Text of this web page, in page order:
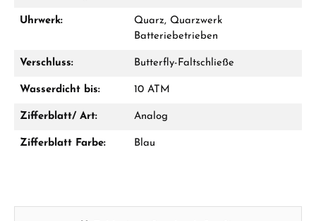
Ab 1.000 € Bestellwert erhalten Sie ein
Geschenk im Warenkorb.
Uhrwerk:
Quarz, Quarzwerk
Batteriebetrieben
Verschluss: Butterfly-Faltschließe
Wasserdicht bis: 10 ATM
Zifferblatt/ Art: Analog
Zifferblatt Farbe: Blau